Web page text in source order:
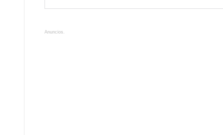
Anuncios.